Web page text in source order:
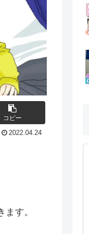
コピー
2022.04.24
す。